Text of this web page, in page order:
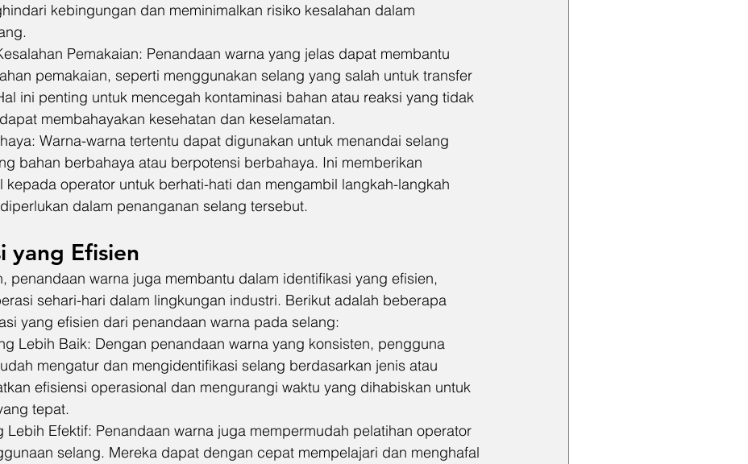
kebingungan dan meminimalkan risiko kesalahan dalam
Pemakaian: Penandaan warna yang jelas dapat membantu
pemakaian, seperti menggunakan selang yang salah untuk transfer
ini penting untuk mencegah kontaminasi bahan atau reaksi yang tidak
membahayakan kesehatan dan keselamatan.
Warna-warna tertentu dapat digunakan untuk menandai selang
bahan berbahaya atau berpotensi berbahaya. Ini memberikan
kepada operator untuk berhati-hati dan mengambil langkah-langkah
dalam penanganan selang tersebut.
yang Efisien
penandaan warna juga membantu dalam identifikasi yang efisien,
sehari-hari dalam lingkungan industri. Berikut adalah beberapa
yang efisien dari penandaan warna pada selang:
Lebih Baik: Dengan penandaan warna yang konsisten, pengguna
mengatur dan mengidentifikasi selang berdasarkan jenis atau
efisiensi operasional dan mengurangi waktu yang dihabiskan untuk
tepat.
Lebih Efektif: Penandaan warna juga mempermudah pelatihan operator
selang. Mereka dapat dengan cepat mempelajari dan menghafal